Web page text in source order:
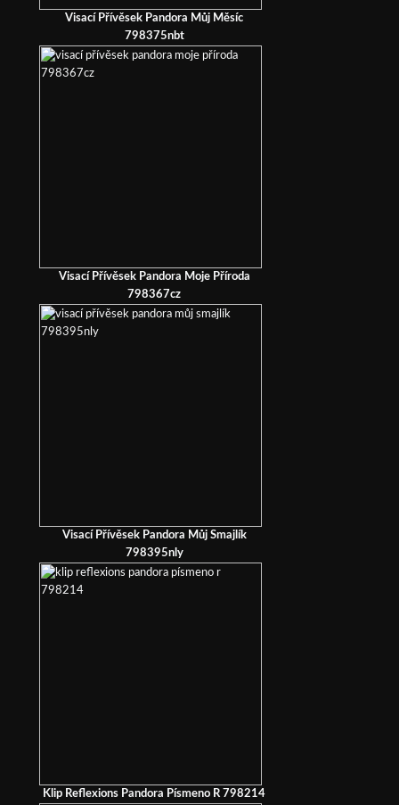
Visací Přívěsek Pandora Můj Měsíc
798375nbt
Visací Přívěsek Pandora Moje Příroda
798367cz
Visací Přívěsek Pandora Můj Smajlík
798395nly
Klip Reflexions Pandora Písmeno R 798214